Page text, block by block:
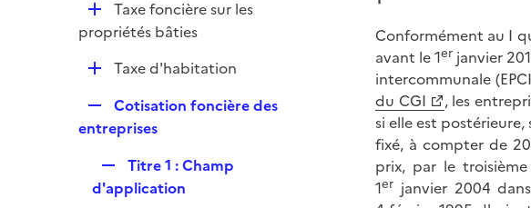
i
D
é
r
Taxe foncière sur les
propriétés bâties
D
p
l
r
Taxe d'habitation
e
l
i
Cotisation foncière des
entreprises
e
Titre 1 : Champ
d'application
Conformément au I
avant le 1er janvier
intercommunale
du CGI
, les
si elle est
fixé, à compter de
prix, par le
1er janvier 2004